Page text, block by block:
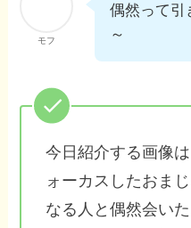
モフ
偶然って引
～
今日紹介する画像
ォーカスしたおま
なる人と偶然会い